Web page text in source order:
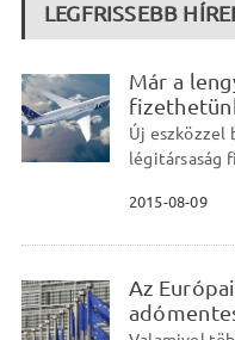
LEGFRISSEBB
Már a
Új eszközzel
légitársaság
2015-08-09
Az